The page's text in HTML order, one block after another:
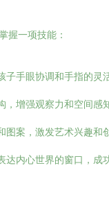
握一项技能：
子手眼协调和手指的灵
，增强观察力和空间感
图案，激发艺术兴趣和
达内心世界的窗口，成